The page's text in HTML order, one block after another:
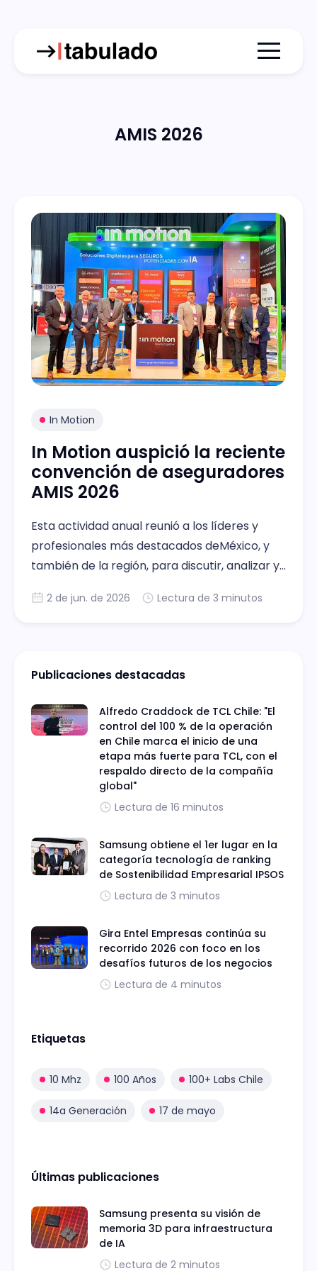
Menu
AMIS 2026
In Motion
In Motion auspició la reciente
convención de aseguradores
AMIS 2026
Esta actividad anual reunió a los líderes y
profesionales más destacados deMéxico, y
también de la región, para discutir, analizar y
enfrenta la industria en la actualidad.
2 de jun. de 2026 Lectura de 3 minutos
Publicaciones destacadas
Alfredo Craddock de TCL Chile: "El
control del 100 % de la operación
en Chile marca el inicio de una
etapa más fuerte para TCL, con el
respaldo directo de la compañía
global"
Lectura de 16 minutos
Samsung obtiene el 1er lugar en la
categoría tecnología de ranking
de Sostenibilidad Empresarial IPSOS
Lectura de 3 minutos
Gira Entel Empresas continúa su
recorrido 2026 con foco en los
desafíos futuros de los negocios
Lectura de 4 minutos
Etiquetas
10 Mhz 100 Años 100+ Labs Chile
14a Generación 17 de mayo
Últimas publicaciones
Samsung presenta su visión de
memoria 3D para infraestructura
de IA
Lectura de 2 minutos